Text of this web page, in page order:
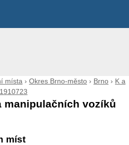
místa › Okres Brno-město › Brno › K a
manipulačních vozíků
míst